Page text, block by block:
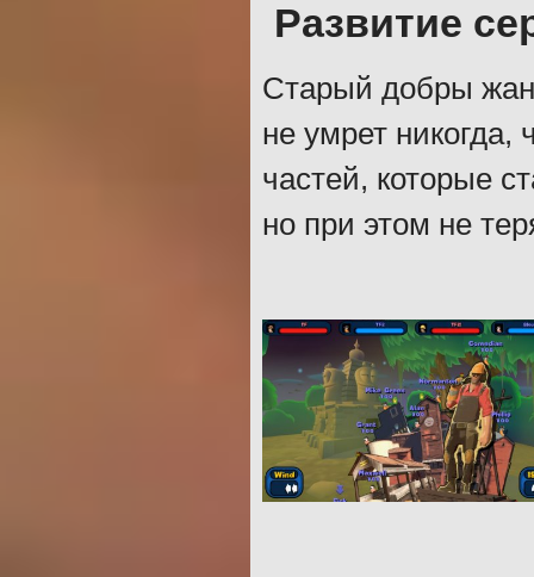
Развитие
Старый добры
не умрет никогда,
частей, которые
но при этом не